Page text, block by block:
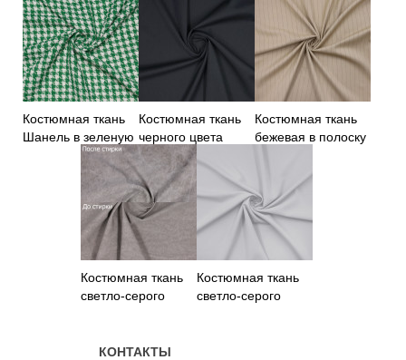
Костюмная ткань
Шанель в зеленую
гусиную лапку
Костюмная ткань
черного цвета
Костюмная ткань
бежевая в полоску
Костюмная ткань
светло-серого
Костюмная ткань
светло-серого
КОНТАКТЫ